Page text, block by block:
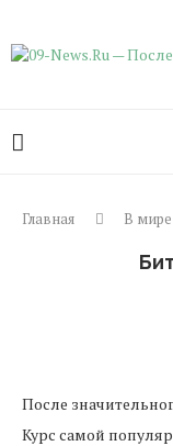
Главная В мире
После
Курс самой